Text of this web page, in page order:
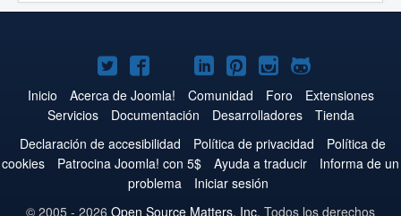
Joomla!
en
Twitter
Joomla!
en
Facebook
Joomla!
en
YouTube
Joomla!
en
LinkedIn
Joomla!
en
Pinterest
Joomla!
en
Instagram
Joomla!
en
GitHub
Inicio Acerca de Joomla! Comunidad Foro
Extensiones
Servicios
Documentación Desarrolladores
Tienda
Declaración de accesibilidad
Política de privacidad
Política de
cookies
Patrocina Joomla! con 5$ Ayuda a traducir
Informa de un
problema
Iniciar sesión
© 2005 - 2026 Open Source Matters, Inc. Todos los derechos